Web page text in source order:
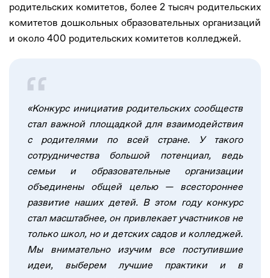
родительских комитетов, более 2 тысяч родительских
комитетов дошкольных образовательных организаций
и около 400 родительских комитетов колледжей.
«Конкурс инициатив родительских сообществ
стал важной площадкой для взаимодействия
с родителями по всей стране. У такого
сотрудничества большой потенциал, ведь
семьи и образовательные организации
объединены общей целью — всестороннее
развитие наших детей. В этом году конкурс
стал масштабнее, он привлекает участников не
только школ, но и детских садов и колледжей.
Мы внимательно изучим все поступившие
идеи, выберем лучшие практики и в